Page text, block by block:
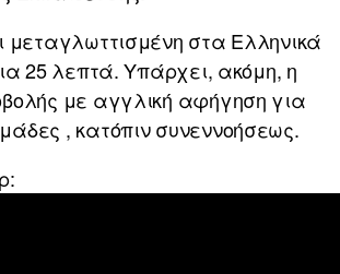
μεταγλωττισμένη στα Ελληνικά
25 λεπτά. Υπάρχει, ακόμη, η
με αγγλική αφήγηση για
, κατόπιν συνεννοήσεως.